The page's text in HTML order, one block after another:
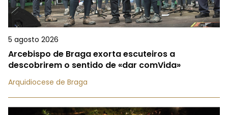
5 agosto 2026
Arcebispo de Braga exorta escuteiros a
descobrirem o sentido de «dar comVida»
Arquidiocese de Braga